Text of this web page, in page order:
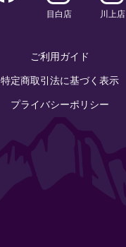
目白店 川上店
ご利用ガイド
特定商取引法に基づく表示
プライバシーポリシー